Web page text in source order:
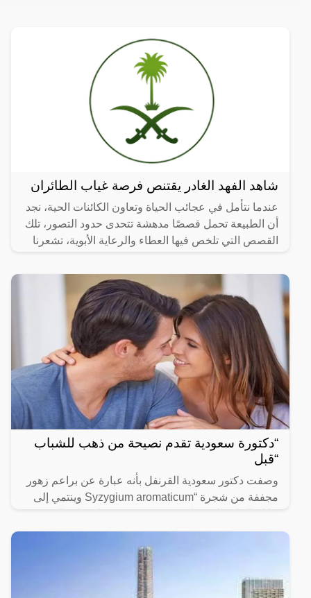
شاهد الفهد الغادر يقتنص فرصة غياب الطائران
عندما نتأمل في عجائب الحياة وتعاون الكائنات الحية، نجد
أن الطبيعة تحمل قصصًا مدهشة تتحدى حدود التصور، تلك
القصص التي تلخص فيها العطاء والرعاية الأبوية، تشعرنا
“دكتورة سعودية تقدم نصيحة من ذهب للشباب
“قبل
وصفت دكتور سعودية القرنفل بأنه عبارة عن براعم زهور
مجففة من شجرة “Syzygium aromaticum وينتمي إلى
ينمو في